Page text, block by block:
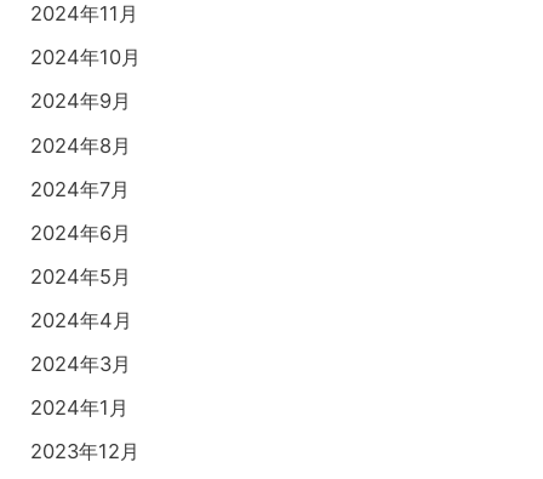
2024年11月
2024年10月
2024年9月
2024年8月
2024年7月
2024年6月
2024年5月
2024年4月
2024年3月
2024年1月
2023年12月